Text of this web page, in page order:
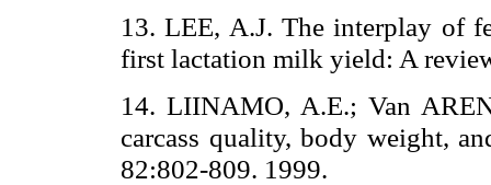
13. LEE, A.J. The interplay of
first lactation milk yield: A
14. LIINAMO, A.E.; Van
carcass quality, body weight,
82:802-809. 1999.